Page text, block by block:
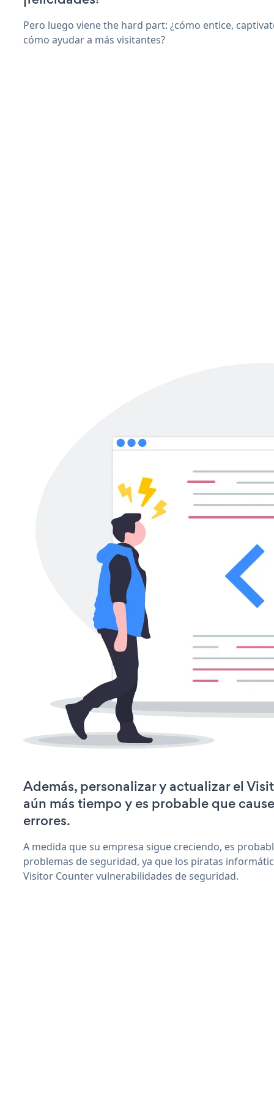
Pero luego viene the hard part: ¿cómo entice,
cómo ayudar a más visitantes?
Además, personalizar y actualizar el
aún más tiempo y es probable que
errores.
A medida que su empresa sigue creciendo, es
problemas de seguridad, ya que los piratas
Visitor Counter vulnerabilidades de seguridad.